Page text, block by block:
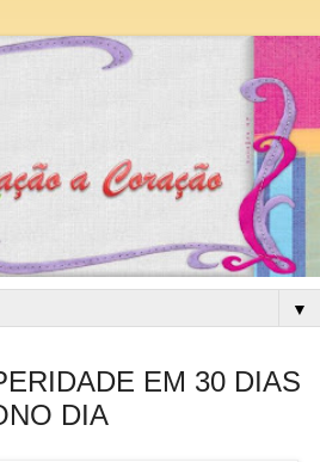
▼
EM 30 DIAS
DIA